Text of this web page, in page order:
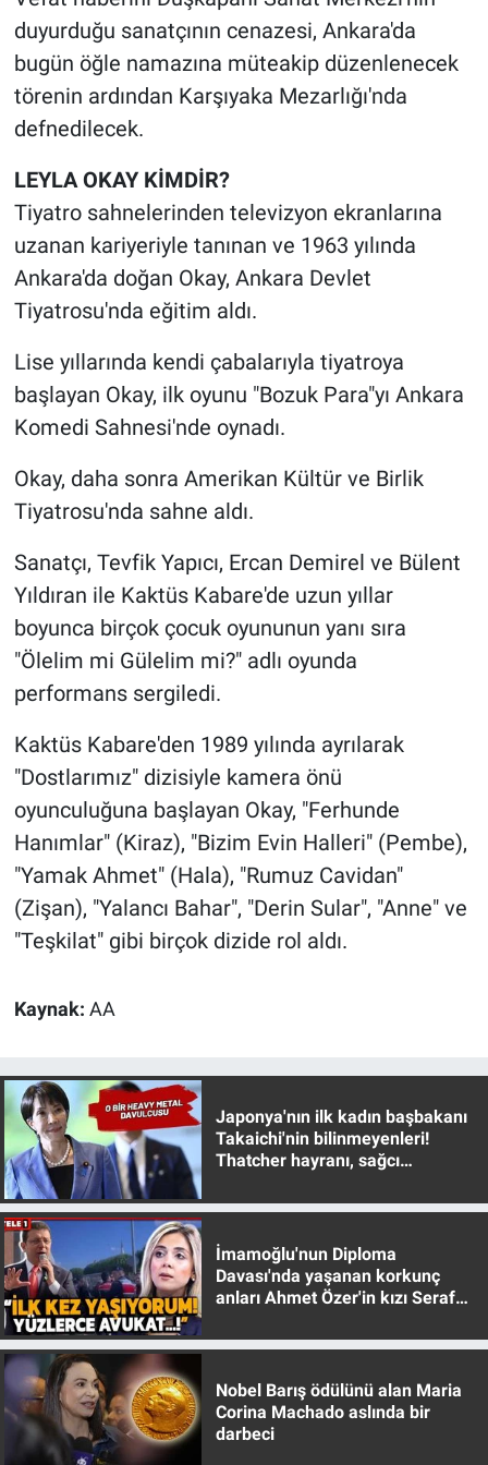
duyurduğu sanatçının cenazesi, Ankara'da
bugün öğle namazına müteakip düzenlenecek
törenin ardından Karşıyaka Mezarlığı'nda
defnedilecek.
LEYLA OKAY KİMDİR?
Tiyatro sahnelerinden televizyon ekranlarına
uzanan kariyeriyle tanınan ve 1963 yılında
Ankara'da doğan Okay, Ankara Devlet
Tiyatrosu'nda eğitim aldı.
Lise yıllarında kendi çabalarıyla tiyatroya
başlayan Okay, ilk oyunu "Bozuk Para"yı Ankara
Komedi Sahnesi'nde oynadı.
Okay, daha sonra Amerikan Kültür ve Birlik
Tiyatrosu'nda sahne aldı.
Sanatçı, Tevfik Yapıcı, Ercan Demirel ve Bülent
Yıldıran ile Kaktüs Kabare'de uzun yıllar
boyunca birçok çocuk oyununun yanı sıra
"Ölelim mi Gülelim mi?" adlı oyunda
performans sergiledi.
Kaktüs Kabare'den 1989 yılında ayrılarak
"Dostlarımız" dizisiyle kamera önü
oyunculuğuna başlayan Okay, "Ferhunde
Hanımlar" (Kiraz), "Bizim Evin Halleri" (Pembe),
"Yamak Ahmet" (Hala), "Rumuz Cavidan"
(Zişan), "Yalancı Bahar", "Derin Sular", "Anne" ve
"Teşkilat" gibi birçok dizide rol aldı.
Kaynak: AA
Japonya'nın ilk kadın başbakanı
Takaichi'nin bilinmeyenleri!
Thatcher hayranı, sağcı
İmamoğlu'nun Diploma
Davası'nda yaşanan korkunç
anları Ahmet Özer'in kızı Seraf
Nobel Barış ödülünü alan Maria
Corina Machado aslında bir
darbeci
Gündem Özel
Günün görüntüsü
İlan
Kimdir
Koronavirüs
Kültür Sanat
Ne demişti
Nedir
Popüler
Programlar
Sağlık
Teknoloji
Türkiye'nin Geleceği
Türkiye'nin Gündemi
Yerel Gündem
Yerel Yaşam